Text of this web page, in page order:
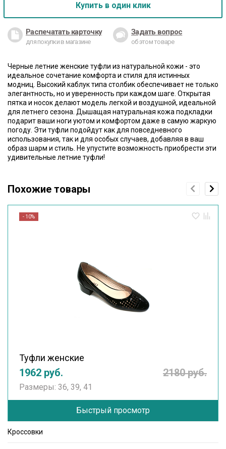
Купить в один клик
Распечатать карточку
для покупки в магазине
Задать вопрос
об этом товаре
Черные летние женские туфли из натуральной кожи - это
идеальное сочетание комфорта и стиля для истинных
модниц. Высокий каблук типа столбик обеспечивает не только
элегантность, но и уверенность при каждом шаге. Открытая
пятка и носок делают модель легкой и воздушной, идеальной
для летнего сезона. Дышащая натуральная кожа подкладки
подарит ваши ноги уютом и комфортом даже в самую жаркую
погоду. Эти туфли подойдут как для повседневного
использования, так и для особых случаев, добавляя в ваш
образ шарм и стиль. Не упустите возможность приобрести эти
удивительные летние туфли!
Похожие товары
- 10%
Туфли женские
1962 руб. 2180 руб.
Размеры: 36, 39, 41
Быстрый просмотр
Кроссовки